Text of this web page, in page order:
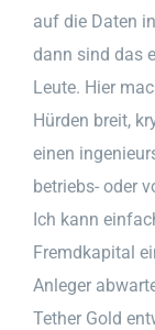
auf die Daten
dann sind das
Leute. Hier
Hürden breit,
einen
betriebs- oder
Ich kann
Fremdkapital
Anleger
Tether Gold